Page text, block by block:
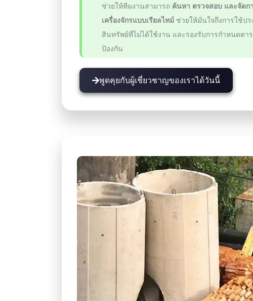
ช่วยให้ทีมงานสามารถ ค้นหา ตรวจสอบ และจัดก
เครื่องจักรแบบเรียลไทม์ ช่วยให้มั่นใจถึงการใช้ป
สินทรัพย์ที่ไม่ได้ใช้งาน และรองรับการกำหนดตาร
ป้องกัน
พูดคุยกับผู้เชี่ยวชาญของเราได้วันนี้